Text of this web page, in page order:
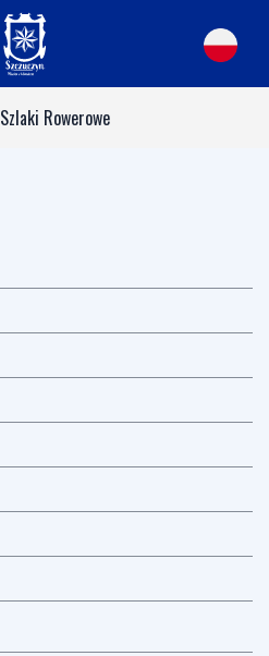
Szlaki Rowerowe